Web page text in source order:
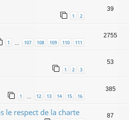
1 2
39
1 … 107 108 109 110 111
2755
1 2 3
53
1 12 13 14 15 16
385
le respect de la charte 87